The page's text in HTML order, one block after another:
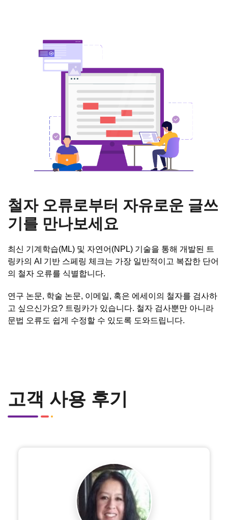
철자 오류로부터 자유로운 글쓰
기를 만나보세요
최신 기계학습(ML) 및 자연어(NPL) 기술을 통해 개발된 트
링카의 AI 기반 스페링 체크는 가장 일반적이고 복잡한 단어
의 철자 오류를 식별합니다.
연구 논문, 학술 논문, 이메일, 혹은 에세이의 철자를 검사하
고 싶으신가요? 트링카가 있습니다. 철자 검사뿐만 아니라
문법 오류도 쉽게 수정할 수 있도록 도와드립니다.
고객 사용 후기